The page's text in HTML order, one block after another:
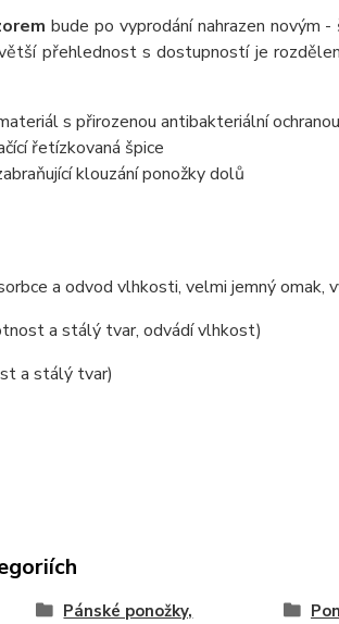
bude po vyprodání nahrazen novým
přehlednost s dostupností je
s přirozenou antibakteriální ochranou
řetízkovaná špice
klouzání ponožky dolů
a odvod vlhkosti, velmi jemný omak,
a stálý tvar, odvádí vlhkost)
a stálý tvar)
Pánské ponožky,